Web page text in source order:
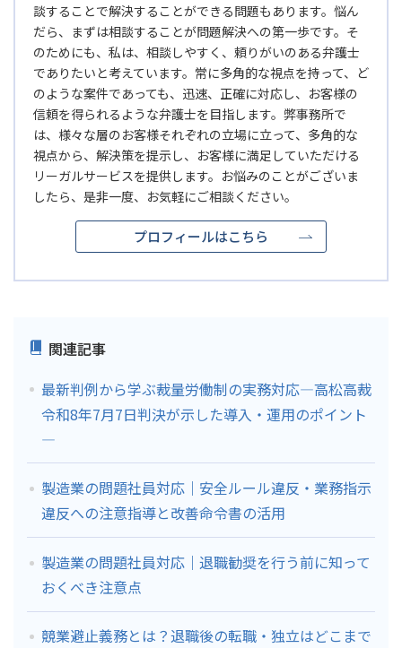
談することで解決することができる問題もあります。悩ん
だら、まずは相談することが問題解決への第一歩です。そ
のためにも、私は、相談しやすく、頼りがいのある弁護士
でありたいと考えています。常に多角的な視点を持って、ど
のような案件であっても、迅速、正確に対応し、お客様の
信頼を得られるような弁護士を目指します。弊事務所で
は、様々な層のお客様それぞれの立場に立って、多角的な
視点から、解決策を提示し、お客様に満足していただける
リーガルサービスを提供します。お悩みのことがございま
したら、是非一度、お気軽にご相談ください。
プロフィールはこちら
関連記事
最新判例から学ぶ裁量労働制の実務対応―高松高裁
令和8年7月7日判決が示した導入・運用のポイント
―
製造業の問題社員対応｜安全ルール違反・業務指示
違反への注意指導と改善命令書の活用
製造業の問題社員対応｜退職勧奨を行う前に知って
おくべき注意点
競業避止義務とは？退職後の転職・独立はどこまで